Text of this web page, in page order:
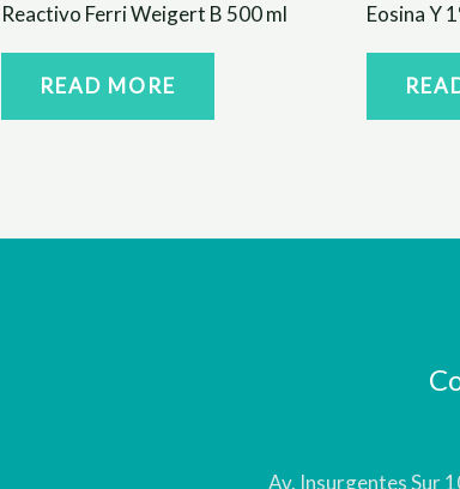
Reactivo Ferri Weigert B 500 ml
READ MORE
Eosina Y
Av. Insurgentes Sur